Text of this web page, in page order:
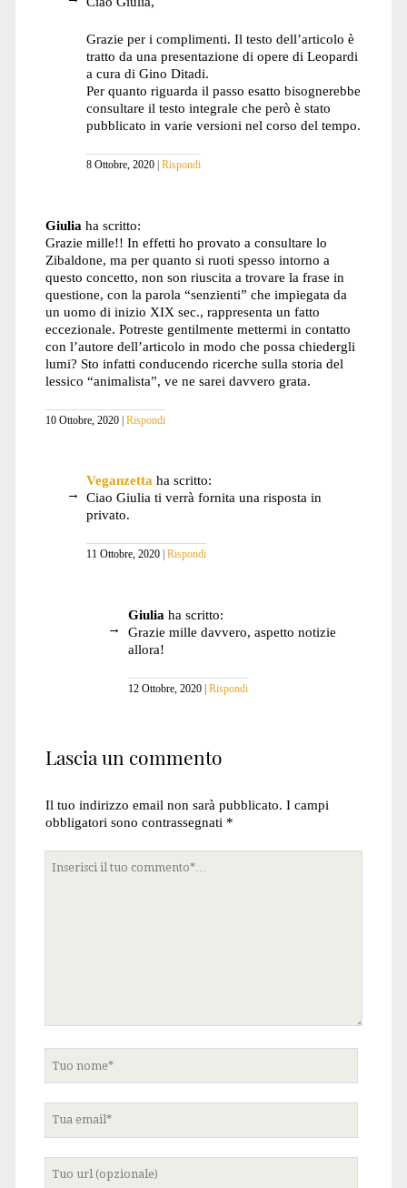
Grazie per i complimenti. Il testo dell’articolo è
tratto da una presentazione di opere di Leopardi
a cura di Gino Ditadi.
Per quanto riguarda il passo esatto bisognerebbe
consultare il testo integrale che però è stato
pubblicato in varie versioni nel corso del tempo.
8 Ottobre, 2020 Rispondi
Giulia ha scritto:
Grazie mille!! In effetti ho provato a consultare lo
Zibaldone, ma per quanto si ruoti spesso intorno a
questo concetto, non son riuscita a trovare la frase in
questione, con la parola “senzienti” che impiegata da
un uomo di inizio XIX sec., rappresenta un fatto
eccezionale. Potreste gentilmente mettermi in contatto
con l’autore dell’articolo in modo che possa chiedergli
lumi? Sto infatti conducendo ricerche sulla storia del
lessico “animalista”, ve ne sarei davvero grata.
10 Ottobre, 2020 Rispondi
Veganzetta ha scritto:
Ciao Giulia ti verrà fornita una risposta in
privato.
11 Ottobre, 2020 Rispondi
Giulia ha scritto:
Grazie mille davvero, aspetto notizie
allora!
12 Ottobre, 2020 Rispondi
Lascia un commento
Il tuo indirizzo email non sarà pubblicato. I campi
obbligatori sono contrassegnati *
commento
nome
email
sito